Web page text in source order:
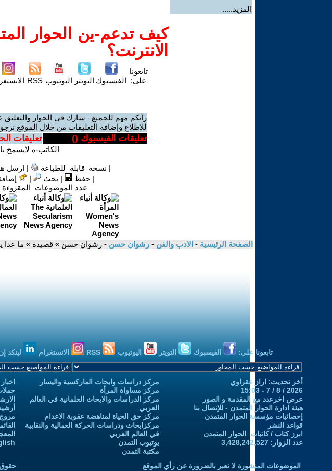
المزيد.....
كيف تدعم-ين الحوار
الانترنت؟
تابعونا
على: الفيسبوك التويتر اليوتيوب RSS
رأيكم مهم للجميع - شارك في الحوار
للاطلاع وإضافة التعليقات من خلال الموقع
تعليقات الفيسبوك () تعليقات
الكاتب-ة لايسمح
| نسخة قابلة للطباعة | ارسل
|حفظ | بحث |
عدد الموضوعات المقروءة
الصفحة الرئيسية - الادب والفن - رشوان حسن - رشوان حسن » قصيدة » ما عدا
تابعونا على: الفيسبوك التويتر اليوتيوب الانستغرام لينكد
أخر تحديث: اراز عقراوي
2026 / 8 / 7 - 15:03
عرض اخرعدد مع المقدمة و الصور
هيئة ادارة الحوار المتمدن - للإتصال بنا
إحصائيات مؤسسة الحوار المتمدن
قواعد النشر
ابرز كتاب / كاتبات الحوار المتمدن
عدد الزوار: 3,428,242,527
مركز دراسات وابحاث الماركسية واليسار
مركز مساواة المرأة
مركز الدراسات والابحاث العلمانية في العالم
العربي
مركز حق الحياة لمناهضة عقوبة الاعدام
مركزابحاث ودراسات الحركة العمالية والنقابية
في العالم العربي
يوتيوب التمدن
مكتبة التمدن
الموضوعات المنشورة لا تعبر بالضرورة عن رأي الموقع
حقوق